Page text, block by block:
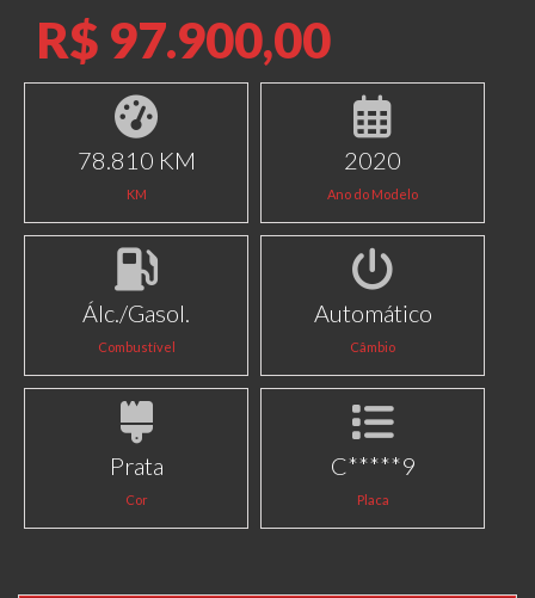
R$ 97.900,00
78.810 KM
KM
2020
Ano do Modelo
Álc./Gasol.
Combustível
Automático
Câmbio
Prata
Cor
C*****9
Placa